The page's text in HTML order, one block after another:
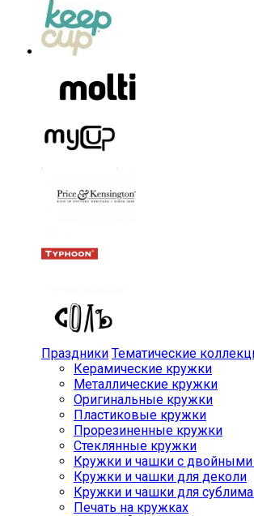
Праздники Тематические
Керамические кружки
Металлические кружки
Оригинальные кружки
Пластиковые кружки
Прорезиненные кружки
Стеклянные кружки
Кружки и чашки с двойными
Кружки и чашки для деколи
Кружки и чашки для
Печать на кружках